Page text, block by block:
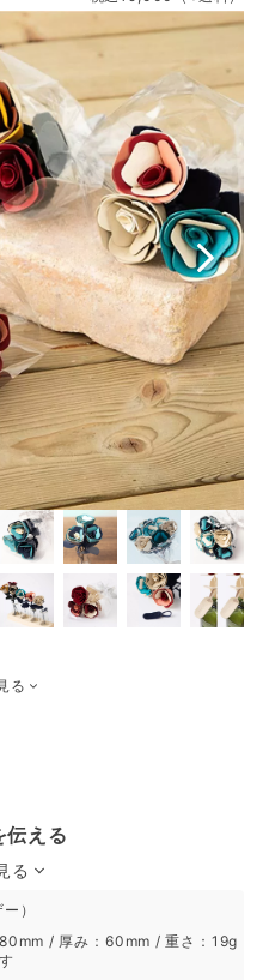
る
伝える
る
）
/ 厚み：60mm / 重さ：19g